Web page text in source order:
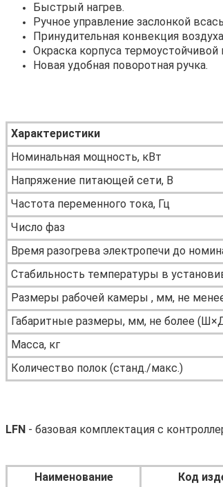
Быстрый нагрев.
Ручное управление заслонкой
Принудительная конвекция
Окраска корпуса
Новая удобная поворотная ручка.
Характеристики
Номинальная мощность, кВт
Напряжение питающей сети, В
Частота переменного тока, Гц
Число фаз
Время разогрева электропечи до
Стабильность температуры в
Размеры рабочей камеры , мм, не
Габаритные размеры, мм, не более
Масса, кг
Количество полок (станд./макс.)
LFN - базовая комплектация с
Наименование Код